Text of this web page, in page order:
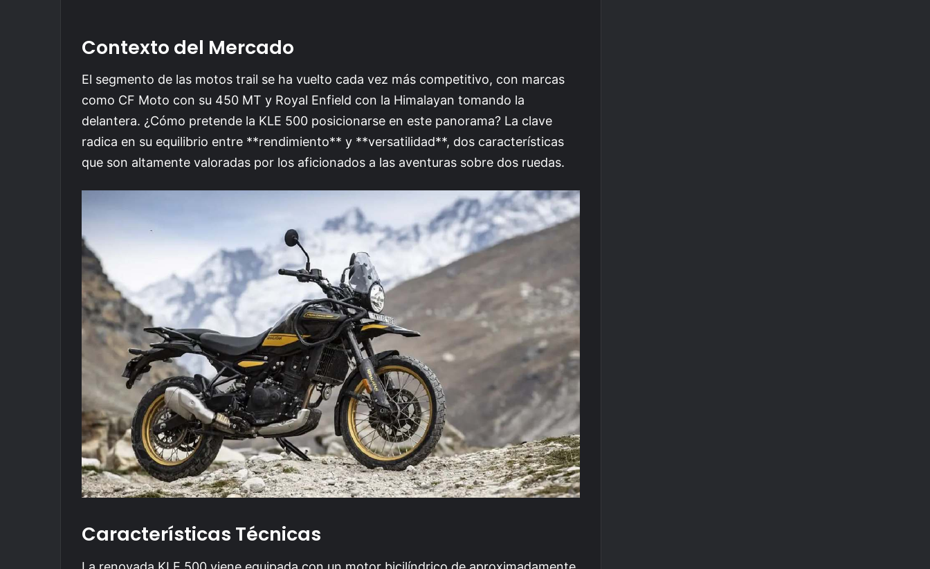
Contexto del Mercado
El segmento de las motos trail se ha vuelto cada vez más competitivo, con marcas
como CF Moto con su 450 MT y Royal Enfield con la Himalayan tomando la
delantera. ¿Cómo pretende la KLE 500 posicionarse en este panorama? La clave
radica en su equilibrio entre **rendimiento** y **versatilidad**, dos características
que son altamente valoradas por los aficionados a las aventuras sobre dos ruedas.
Características Técnicas